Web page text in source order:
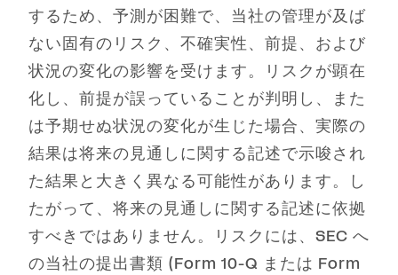
するため、予測が困難で、当社の管理が及ば
ない固有のリスク、不確実性、前提、および
状況の変化の影響を受けます。リスクが顕在
化し、前提が誤っていることが判明し、また
は予期せぬ状況の変化が生じた場合、実際の
結果は将来の見通しに関する記述で示唆され
た結果と大きく異なる可能性があります。し
たがって、将来の見通しに関する記述に依拠
すべきではありません。リスクには、SEC へ
の当社の提出書類 (Form 10-Q または Form